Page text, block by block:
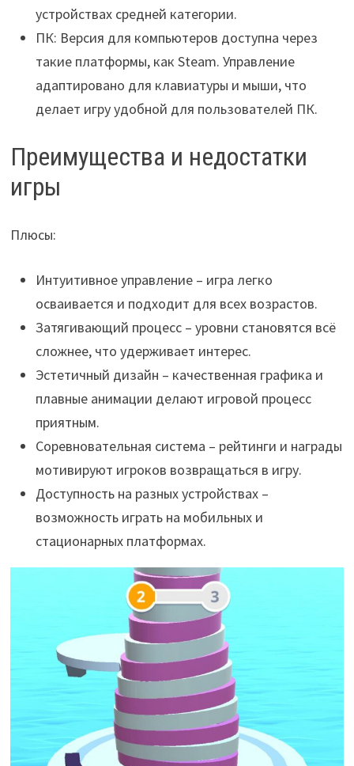
устройствах средней категории.
ПК: Версия для компьютеров доступна через
такие платформы, как Steam. Управление
адаптировано для клавиатуры и мыши, что
делает игру удобной для пользователей ПК.
Преимущества и недостатки
игры
Плюсы:
Интуитивное управление – игра легко
осваивается и подходит для всех возрастов.
Затягивающий процесс – уровни становятся всё
сложнее, что удерживает интерес.
Эстетичный дизайн – качественная графика и
плавные анимации делают игровой процесс
приятным.
Соревновательная система – рейтинги и награды
мотивируют игроков возвращаться в игру.
Доступность на разных устройствах –
возможность играть на мобильных и
стационарных платформах.